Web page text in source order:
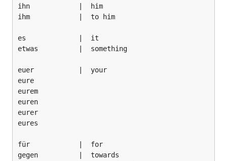
ihn            |  him
ihm            |  to him
es             |  it
etwas          |  something
euer           |  your
eure
eurem
euren
eurer
eures
für            |  for
gegen          |  towards